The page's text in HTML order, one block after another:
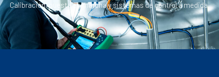
Calibración, puesta en marcha y sistemas de control a medida.